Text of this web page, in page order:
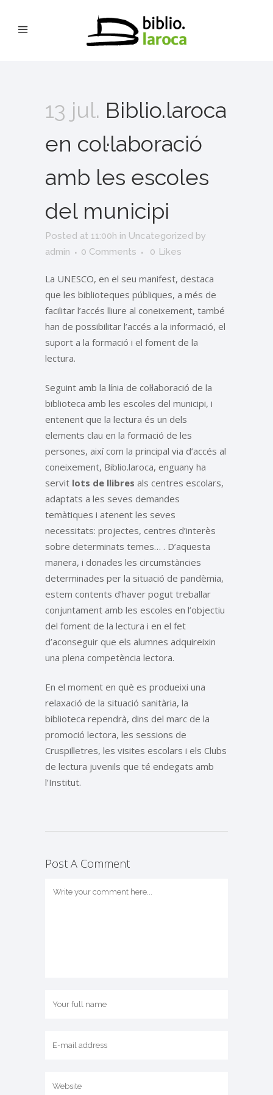
13 jul. Biblio.laroca
en col·laboració
amb les escoles
del municipi
Posted at 11:00h in Uncategorized by
admin
0 Comments 0 Likes
La UNESCO, en el seu manifest, destaca
que les biblioteques públiques, a més de
facilitar l’accés lliure al coneixement, també
han de possibilitar l’accés a la informació, el
suport a la formació i el foment de la
lectura.
Seguint amb la línia de col·laboració de la
biblioteca amb les escoles del municipi, i
entenent que la lectura és un dels
elements clau en la formació de les
persones, així com la principal via d’accés al
coneixement, Biblio.laroca, enguany ha
servit lots de llibres als centres escolars,
adaptats a les seves demandes
temàtiques i atenent les seves
necessitats: projectes, centres d’interès
sobre determinats temes… . D’aquesta
manera, i donades les circumstàncies
determinades per la situació de pandèmia,
estem contents d’haver pogut treballar
conjuntament amb les escoles en l’objectiu
del foment de la lectura i en el fet
d’aconseguir que els alumnes adquireixin
una plena competència lectora.
En el moment en què es produeixi una
relaxació de la situació sanitària, la
biblioteca rependrà, dins del marc de la
promoció lectora, les sessions de
Cruspilletres, les visites escolars i els Clubs
de lectura juvenils que té endegats amb
l’Institut.
Post A Comment